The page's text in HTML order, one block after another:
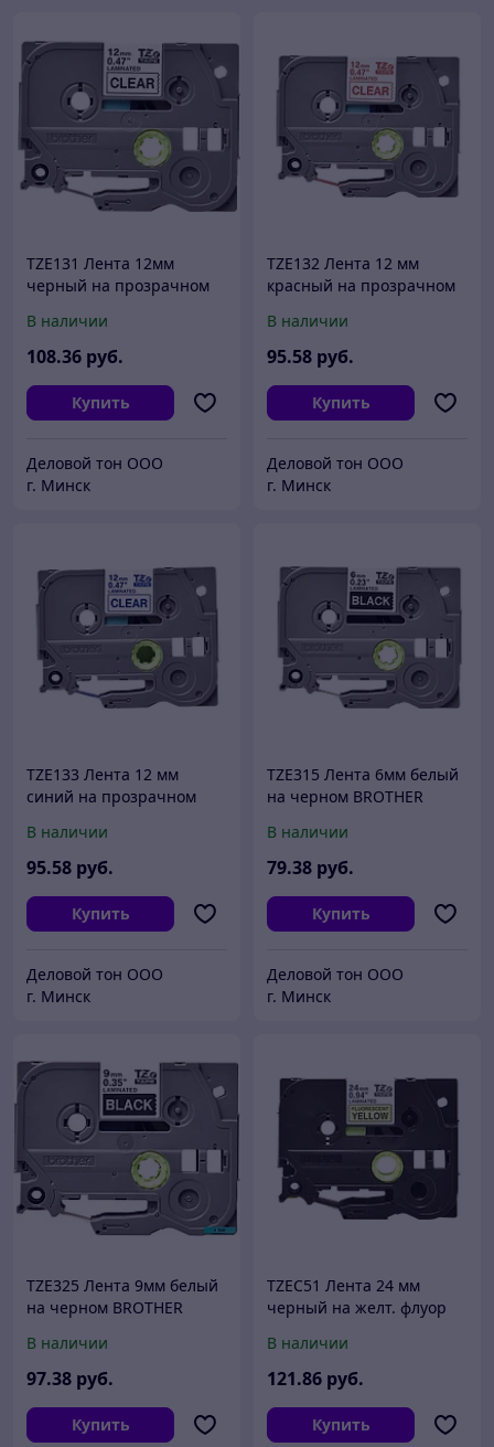
TZE131 Лента 12мм
черный на прозрачном
В наличии
108.36 руб.
Купить
Деловой тон ООО
г. Минск
TZE132 Лента 12 мм
красный на прозрачном
В наличии
95.58 руб.
Купить
Деловой тон ООО
г. Минск
TZE133 Лента 12 мм
синий на прозрачном
В наличии
95.58 руб.
Купить
Деловой тон ООО
г. Минск
TZE315 Лента 6мм белый
на черном BROTHER
В наличии
79.38 руб.
Купить
Деловой тон ООО
г. Минск
TZE325 Лента 9мм белый
на черном BROTHER
В наличии
97.38 руб.
Купить
TZEC51 Лента 24 мм
черный на желт. флуор
В наличии
121.86 руб.
Купить